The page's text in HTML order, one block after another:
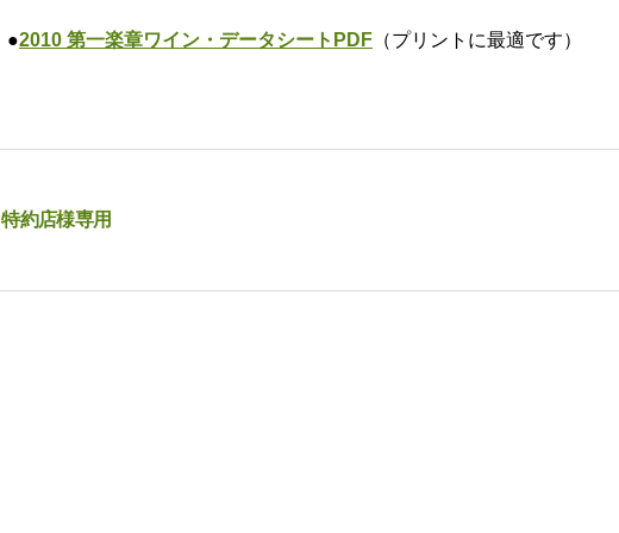
●2010 第一楽章ワイン・データシートPDF （プリントに最適です）
特約店様専用